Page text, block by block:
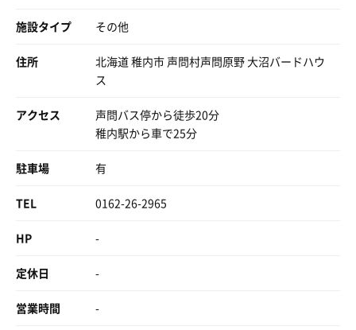
施設タイプ その他
住所
北海道 稚内市 声問村声問原野 大沼バードハウ
ス
アクセス
声問バス停から徒歩20分
稚内駅から車で25分
駐車場 有
TEL 0162-26-2965
HP -
定休日 -
営業時間 -